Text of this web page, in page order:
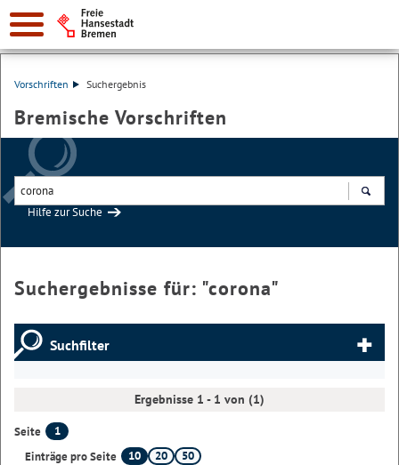
Vorschriften Suchergebnis
Bremische Vorschriften
Hilfe zur Suche
Suchergebnisse für: "corona"
Suchfilter
Ergebnisse 1 - 1 von (1)
Seite
1
Einträge pro Seite
10 20 50